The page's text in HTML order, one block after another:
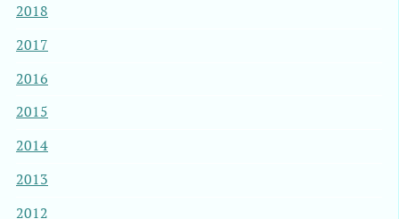
2018
2017
2016
2015
2014
2013
2012